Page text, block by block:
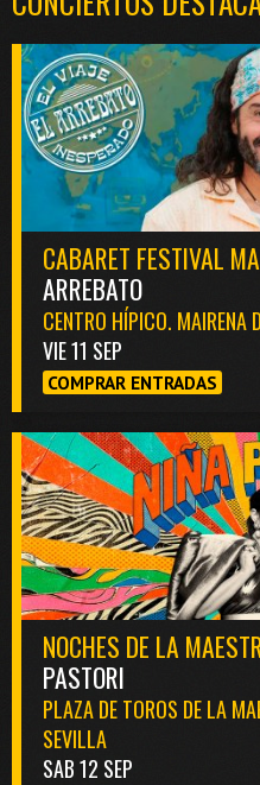
CABARET FESTIVAL
ARREBATO
CENTRO HÍPICO. MAIRENA
VIE 11 SEP
COMPRAR ENTRADAS
NOCHES DE LA
PASTORI
PLAZA DE TOROS DE LA
SEVILLA
SAB 12 SEP